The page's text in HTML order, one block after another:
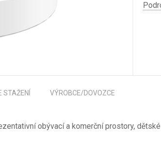
STAŽENÍ VÝROBCE/DOVOZCE
obývací a komerční prostory,